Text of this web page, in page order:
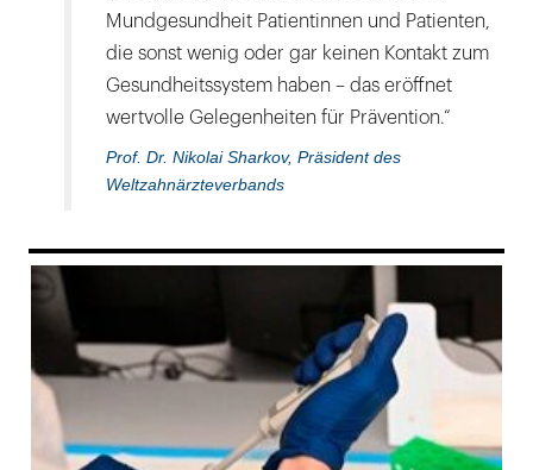
Mundgesundheit Patientinnen und Patienten,
die sonst wenig oder gar keinen Kontakt zum
Gesundheitssystem haben – das eröffnet
wertvolle Gelegenheiten für Prävention.“
Prof. Dr. Nikolai Sharkov, Präsident des
Weltzahnärzteverbands
169